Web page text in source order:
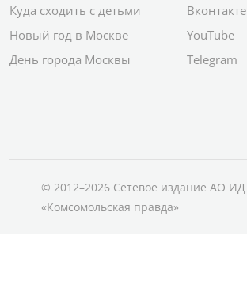
Куда сходить с детьми
Новый год в Москве
День города Москвы
Вконтакте
YouTube
Telegram
© 2012–2026 Сетевое издание АО ИД
«Комсомольская правда»